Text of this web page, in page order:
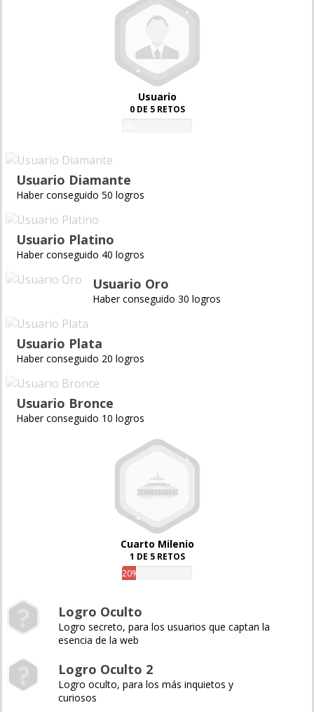
Usuario
0 DE 5 RETOS
Usuario Diamante
Haber conseguido 50 logros
Usuario Platino
Haber conseguido 40 logros
Usuario Oro
Haber conseguido 30 logros
Usuario Plata
Haber conseguido 20 logros
Usuario Bronce
Haber conseguido 10 logros
Cuarto Milenio
1 DE 5 RETOS
20%
Logro Oculto
Logro secreto, para los usuarios que captan la
esencia de la web
Logro Oculto 2
Logro oculto, para los más inquietos y
curiosos